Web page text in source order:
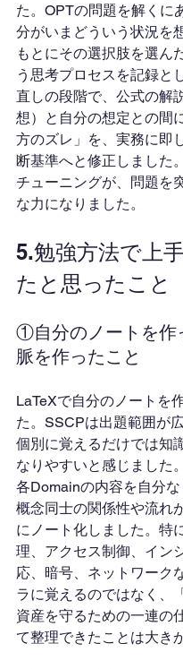
た。OPTの問題を解くに
分がいまどういう状況を
もとにその選択肢を選ん
う思考プロセスを記録と
直しの段階で、公式の解
想）と自分の想定との間
方のズレ」を、実務に即
断基準へと修正しました
チューニングが、問題を
な力になりました。
5.勉強方法で上
たと思ったこと
①自分のノートを作
脈を作ったこと
LaTeXで自分のノートを
た。SSCPは出題範囲が
個別に覚えるだけでは知
なりやすいと感じました
各Domainの内容を自分な
概念同士の関係性や流れ
にノート化しました。特
理、アクセス制御、イン
応、暗号、ネットワーク
ラに覚えるのではなく、
資産を守るための一連の
て整理できたことは大き